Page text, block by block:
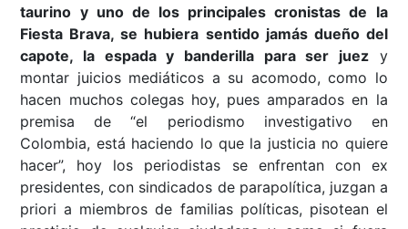
taurino y uno de los principales cronistas de la
Fiesta Brava, se hubiera sentido jamás dueño del
capote, la espada y banderilla para ser juezy
montar juicios mediáticos a su acomodo, como lo
hacen muchos colegas hoy, pues amparados en la
premisa de “el periodismo investigativo en
Colombia, está haciendo lo que la justicia no quiere
hacer”, hoy los periodistas se enfrentan con ex
presidentes, con sindicados de parapolítica, juzgan a
priori a miembros de familias políticas, pisotean el